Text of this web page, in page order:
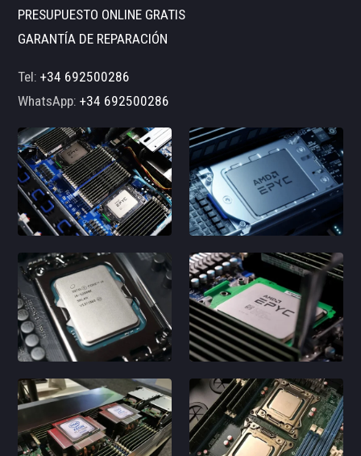
PRESUPUESTO ONLINE GRATIS
GARANTÍA DE REPARACIÓN
Tel:+34 692500286
WhatsApp:+34 692500286